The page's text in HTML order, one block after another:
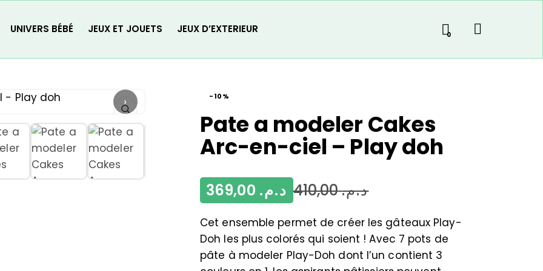
UNIVERS BÉBÉ JEUX ET JOUETS JEUX D’EXTERIEUR 0
› -10%
Pate a modeler Cakes
Arc-en-ciel – Play doh
د.م.410,00 د.م.
Cet ensemble permet de créer les gâteaux Play-
Doh les plus colorés qui soient ! Avec 7 pots de
pâte à modeler Play-Doh dont l’un contient 3